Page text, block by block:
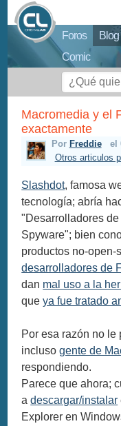
Foros Blog
Comic
Macromedia y el
exactamente
Por Freddie
el
Otros articulos
Slashdot, famosa
tecnología; abría
"Desarrolladores
Spyware"; bien
productos no-
desarrolladores de
dan mal uso a la
queya fue tratado
Por esa razón no le
inclusogente de
respondiendo.
Parece que ahora;
adescargar/instalar
Explorer en